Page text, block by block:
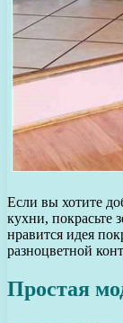
Если вы хотите
кухни, покрасьте
нравится идея
разноцветной
Простая